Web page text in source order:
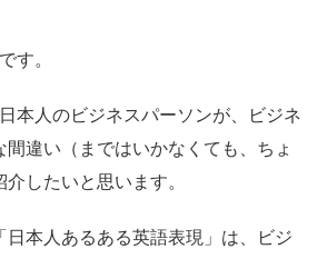
す。
本人のビジネスパーソンが、ビジネ
間違い（まではいかなくても、ちょ
したいと思います。
日本人あるある英語表現」は、ビジ